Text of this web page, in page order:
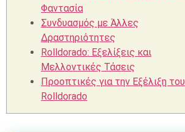
Φαντασία
Συνδυασμός με Άλλες
Δραστηριότητες
Rolldorado: Εξελίξεις και
Μελλοντικές Τάσεις
Προοπτικές για την Εξέλιξη του
Rolldorado